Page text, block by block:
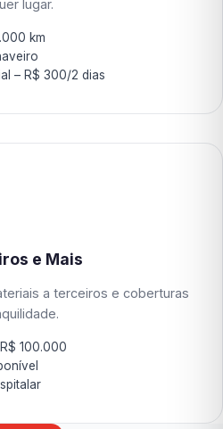
lugar.
km
– R$ 300/2 dias
e Mais
a terceiros e coberturas
100.000